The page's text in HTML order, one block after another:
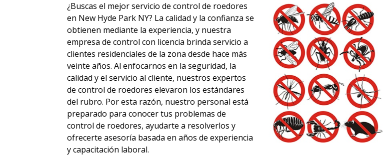
¿Buscas el mejor servicio de control de roedores
en New Hyde Park NY? La calidad y la confianza se
obtienen mediante la experiencia, y nuestra
empresa de control con licencia brinda servicio a
clientes residenciales de la zona desde hace más
veinte años. Al enfocarnos en la seguridad, la
calidad y el servicio al cliente, nuestros expertos
de control de roedores elevaron los estándares
del rubro. Por esta razón, nuestro personal está
preparado para conocer tus problemas de
control de roedores, ayudarte a resolverlos y
ofrecerte asesoría basada en años de experiencia
y capacitación laboral.